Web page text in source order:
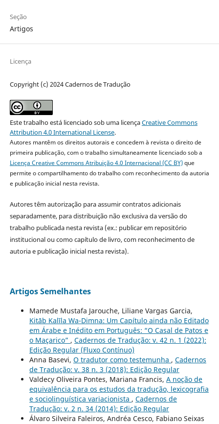
Seção
Artigos
Licença
Copyright (c) 2024 Cadernos de Tradução
Este trabalho está licenciado sob uma licençaCreative Commons
Attribution 4.0 International License.
Autores mantêm os direitos autorais e concedem à revista o direito de
primeira publicação, com o trabalho simultaneamente licenciado sob a
Licença Creative Commons Atribuição 4.0 Internacional (CC BY)que
permite o compartilhamento do trabalho com reconhecimento da autoria
e publicação inicial nesta revista.
Autores têm autorização para assumir contratos adicionais
separadamente, para distribuição não exclusiva da versão do
trabalho publicada nesta revista (ex.: publicar em repositório
institucional ou como capítulo de livro, com reconhecimento de
autoria e publicação inicial nesta revista).
Artigos Semelhantes
Mamede Mustafa Jarouche, Liliane Vargas Garcia,
Kitāb Kalīla Wa-Dimna: Um Capítulo ainda não Editado
em Árabe e Inédito em Português: “O Casal de Patos e
o Maçarico” , Cadernos de Tradução: v. 42 n. 1 (2022):
Edição Regular (Fluxo Contínuo)
Anna Basevi, O tradutor como testemunha , Cadernos
de Tradução: v. 38 n. 3 (2018): Edição Regular
Valdecy Oliveira Pontes, Mariana Francis, A noção de
equivalência para os estudos da tradução, lexicografia
e sociolinguística variacionista , Cadernos de
Tradução: v. 2 n. 34 (2014): Edição Regular
Álvaro Silveira Faleiros, Andréa Cesco, Fabiano Seixas